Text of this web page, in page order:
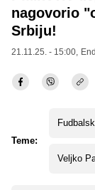
nagovorio
Srbiju!
21.11.25. - 15:00,
Teme:
Veljko